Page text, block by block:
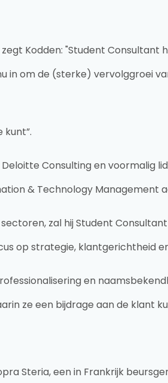
Kodden: "Student
om de (sterke) vervolggroei
kunt”.
Consulting en voormalig
& Technology Management
zal hij Student
op strategie, klantgerichtheid
en
ze een bijdrage aan de klant
Steria, een in Frankrijk